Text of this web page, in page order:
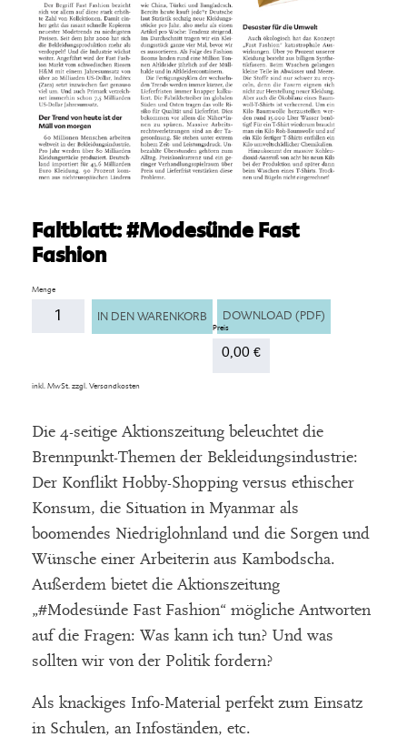
Faltblatt: #Modesünde Fast
Fashion
Anzahl
IN DEN WARENKORB DOWNLOAD (PDF)
0,00 €
inkl. MwSt. zzgl. Versandkosten
Die 4-seitige Aktionszeitung beleuchtet die
Brennpunkt-Themen der Bekleidungsindustrie:
Der Konflikt Hobby-Shopping versus ethischer
Konsum, die Situation in Myanmar als
boomendes Niedriglohnland und die Sorgen und
Wünsche einer Arbeiterin aus Kambodscha.
Außerdem bietet die Aktionszeitung
„#Modesünde Fast Fashion“ mögliche Antworten
auf die Fragen: Was kann ich tun? Und was
sollten wir von der Politik fordern?
Als knackiges Info-Material perfekt zum Einsatz
in Schulen, an Infoständen, etc.